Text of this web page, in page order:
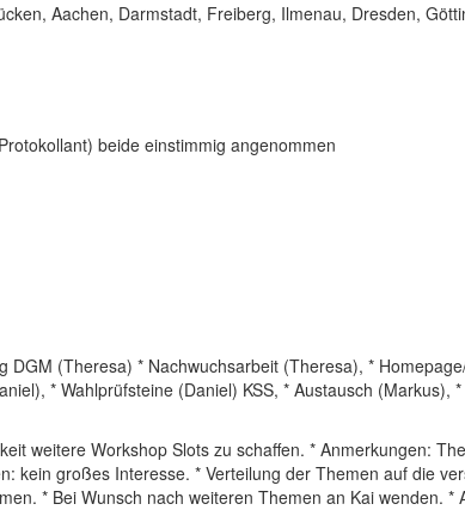
Aachen, Darmstadt, Freiberg, Ilmenau, Dresden,
beide einstimmig angenommen
(Theresa) * Nachwuchsarbeit (Theresa), *
* Wahlprüfsteine (Daniel) KSS, * Austausch (Markus),
weitere Workshop Slots zu schaffen. * Anmerkungen:
kein großes Interesse. * Verteilung der Themen auf die
* Bei Wunsch nach weiteren Themen an Kai wenden.